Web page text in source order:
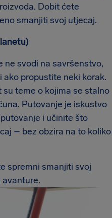
Dobit ćete
smanjiti svoj utjecaj.
ne svodi na savršenstvo,
propustite neki korak.
teme o kojima se stalno
Putovanje je iskustvo
i učinite što
– bez obzira na to koliko
spremni smanjiti svoj